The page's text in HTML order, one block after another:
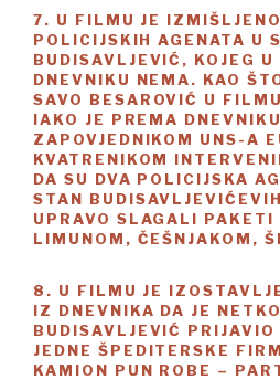
7. U FILMU JE
POLICIJSKIH AGENATA U
BUDISAVLJEVIĆ, KOJEG U
DNEVNIKU NEMA. KAO
SAVO BESAROVIĆ U
IAKO JE PREMA
ZAPOVJEDNIKOM UNS-A
KVATRENIKOM
DA SU DVA POLICIJSKA
STAN
UPRAVO SLAGALI PAKETI
LIMUNOM, ČEŠNJAKOM,
8. U FILMU JE
IZ DNEVNIKA DA JE
BUDISAVLJEVIĆ PRIJAVIO
JEDNE ŠPEDITERSKE
KAMION PUN ROBE –